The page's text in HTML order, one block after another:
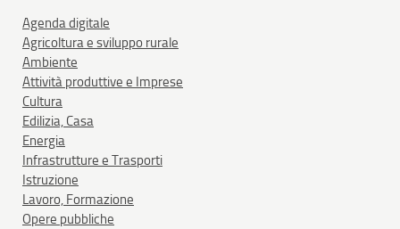
Agenda digitale
Agricoltura e sviluppo rurale
Ambiente
Attività produttive e Imprese
Cultura
Edilizia, Casa
Energia
Infrastrutture e Trasporti
Istruzione
Lavoro, Formazione
Opere pubbliche